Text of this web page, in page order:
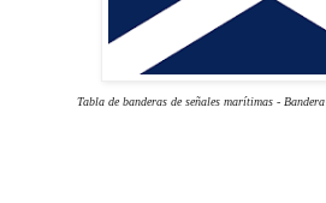
Tabla de banderas de señales marítimas -